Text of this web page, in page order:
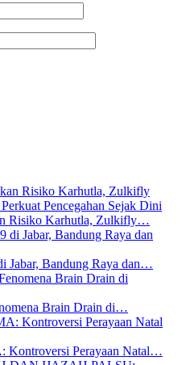
Risiko Karhutla, Zulkifly…
Jabar, Bandung Raya dan…
Brain Drain di…
Perayaan Natal…